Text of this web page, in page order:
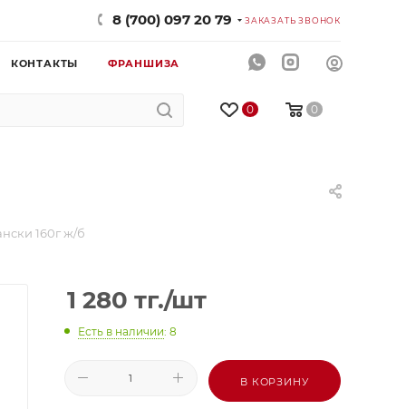
8 (700) 097 20 79 ЗАКАЗАТЬ ЗВОНОК
КОНТАКТЫ ФРАНШИЗА
0 0
160г ж/б
1 280 тг./шт
Есть в наличии: 8
В КОРЗИНУ